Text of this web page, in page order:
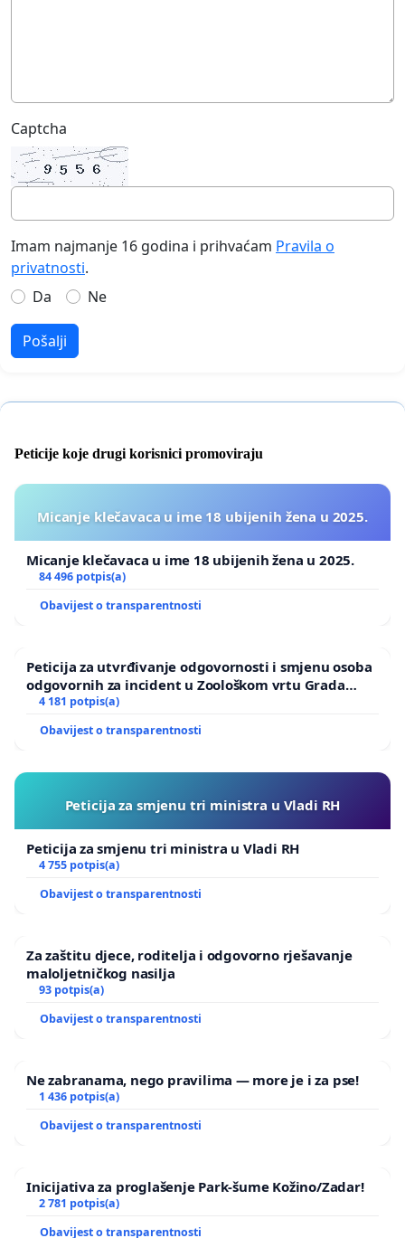
Captcha
Imam najmanje 16 godina i prihvaćam Pravila o
privatnosti.
Da
Ne
Pošalji
Peticije koje drugi korisnici promoviraju
Micanje klečavaca u ime 18 ubijenih žena u 2025.
Micanje klečavaca u ime 18 ubijenih žena u 2025.
84 496 potpis(a)
Obavijest o transparentnosti
Peticija za utvrđivanje odgovornosti i smjenu osoba
odgovornih za incident u Zoološkom vrtu Grada
Zagreba
4 181 potpis(a)
Obavijest o transparentnosti
Peticija za smjenu tri ministra u Vladi RH
Peticija za smjenu tri ministra u Vladi RH
4 755 potpis(a)
Obavijest o transparentnosti
Za zaštitu djece, roditelja i odgovorno rješavanje
maloljetničkog nasilja
93 potpis(a)
Obavijest o transparentnosti
Ne zabranama, nego pravilima — more je i za pse!
1 436 potpis(a)
Obavijest o transparentnosti
Inicijativa za proglašenje Park-šume Kožino/Zadar!
2 781 potpis(a)
Obavijest o transparentnosti